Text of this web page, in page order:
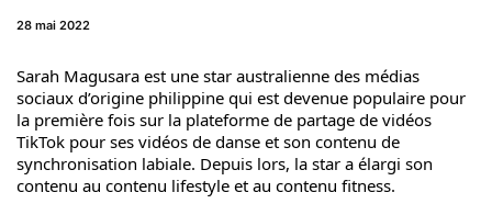
28 mai 2022
Sarah Magusara est une star australienne des médias
sociaux d’origine philippine qui est devenue populaire pour
la première fois sur la plateforme de partage de vidéos
TikTok pour ses vidéos de danse et son contenu de
synchronisation labiale. Depuis lors, la star a élargi son
contenu au contenu lifestyle et au contenu fitness.